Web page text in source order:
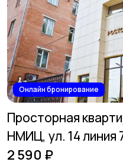
Онлайн бронирование
Просторная
НМИЦ, ул. 14 линия
2 590 ₽